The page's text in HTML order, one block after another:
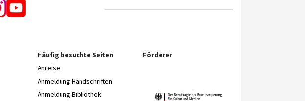
Häufig besuchte Seiten
Anreise
Anmeldung Handschriften
Anmeldung Bibliothek
Förderer